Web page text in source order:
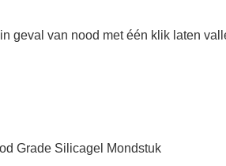
geval van nood met één klik laten
Grade Silicagel Mondstuk